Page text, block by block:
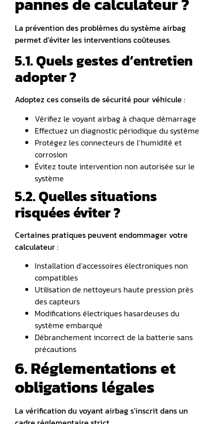
La prévention des problèmes du système airbag
permet d’éviter les interventions coûteuses.
5.1. Quels gestes d’entretien
adopter ?
Adoptez ces conseils de sécurité pour véhicule :
Vérifiez le voyant airbag à chaque démarrage
Effectuez un diagnostic périodique du système
Protégez les connecteurs de l’humidité et
corrosion
Évitez toute intervention non autorisée sur le
système
5.2. Quelles situations
risquées éviter ?
Certaines pratiques peuvent endommager votre
calculateur :
Installation d’accessoires électroniques non
compatibles
Utilisation de nettoyeurs haute pression près
des capteurs
Modifications électriques hasardeuses du
système embarqué
Débranchement incorrect de la batterie sans
précautions
6. Réglementations et
obligations légales
La vérification du voyant airbag s’inscrit dans un